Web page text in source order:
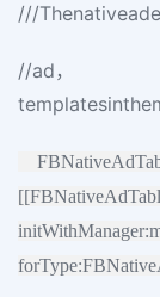
///
//ad，